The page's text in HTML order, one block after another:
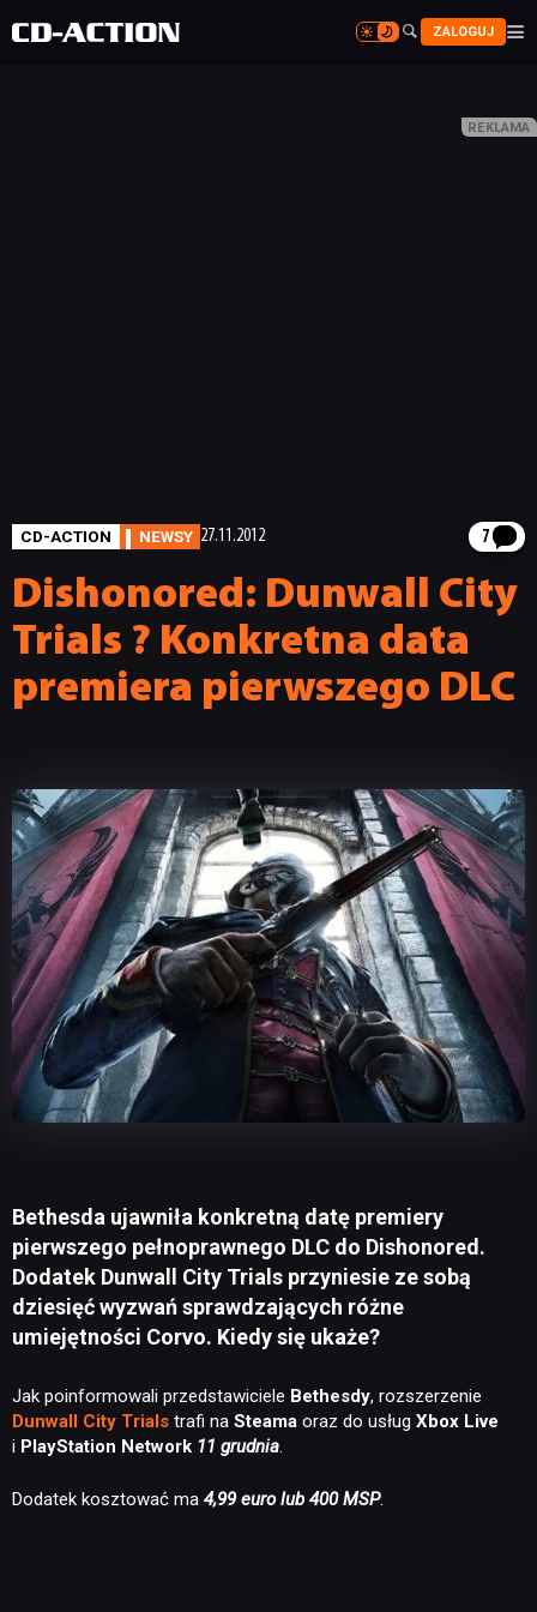

 ZALOGUJ 

CD-ACTION NEWSY 27.11.2012 7
Dishonored: Dunwall City
Trials ? Konkretna data
premiera pierwszego DLC
Bethesda ujawniła konkretną datę premiery
pierwszego pełnoprawnego DLC do Dishonored.
Dodatek Dunwall City Trials przyniesie ze sobą
dziesięć wyzwań sprawdzających różne
umiejętności Corvo. Kiedy się ukaże?
Jak poinformowali przedstawiciele Bethesdy, rozszerzenie
Dunwall City Trials trafi na Steama oraz do usług Xbox Live
i PlayStation Network 11 grudnia.
Dodatek kosztować ma 4,99 euro lub 400 MSP.